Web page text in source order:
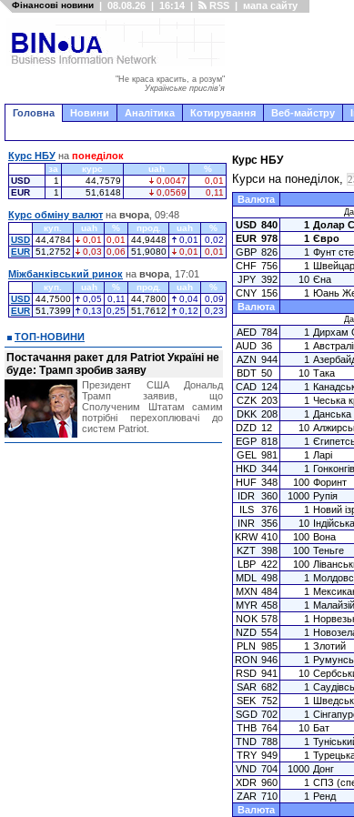
Фінансові новини | 08.08.26 | 16:14 | RSS | мапа сайту
"Не краса красить, а розум"
Українське прислів'я
Головна Новини Аналітика Котирування Веб-майстру
Курс НБУ
Курси на понеділок,
Валюта
USD 840 1 Долар
EUR 978 1 Євро
GBP 826 1 Фунт
CHF 756 1
JPY 392 10 Єна
CNY 156 1 Юань
Валюта
AED 784 1 Дирхам
AUD 36 1
AZN 944 1
BDT 50 10 Така
CAD 124 1
CZK 203 1 Чеська
DKK 208 1 Данська
DZD 12 10
EGP 818 1
GEL
981 1 Ларі
HKD 344 1
HUF 348 100 Форинт
IDR 360 1000 Рупія
ILS
376 1 Новий
INR 356 10
KRW 410 100 Вона
KZT 398 100 Теньге
LBP 422 100
MDL
498 1
MXN 484 1
MYR 458 1
NOK 578 1
NZD 554 1
PLN 985 1 Злотий
RON 946 1
RSD 941 10
SAR 682 1
SEK 752 1
SGD 702 1
THB 764 10 Бат
TND 788 1
TRY 949 1
VND 704 1000 Донг
XDR 960 1 СПЗ
ZAR 710 1 Ренд
Валюта
Курс НБУ на понеділок
за курс uah
%
USD
1 44,7579 0,0047
0,01
EUR
1 51,6148 0,0569 0,11
Курс обміну валют на вчора , 09:48
куп. uah % прод. uah
%
USD 44,4784 0,01 0,01 44,9448 0,01
0,02
EUR 51,2752 0,03 0,06 51,9080 0,01 0,01
Міжбанківський ринок на вчора , 17:01
куп. uah % прод. uah
%
USD 44,7500 0,05 0,11 44,7800 0,04
0,09
EUR 51,7399 0,13 0,25 51,7612 0,12 0,23
ТОП-НОВИНИ
Постачання ракет для Patriot Україні не
буде: Трамп зробив заяву
Президент США Дональд
Трамп заявив, що
Сполученим Штатам самим
потрібні перехоплювачі до
систем Patriot.